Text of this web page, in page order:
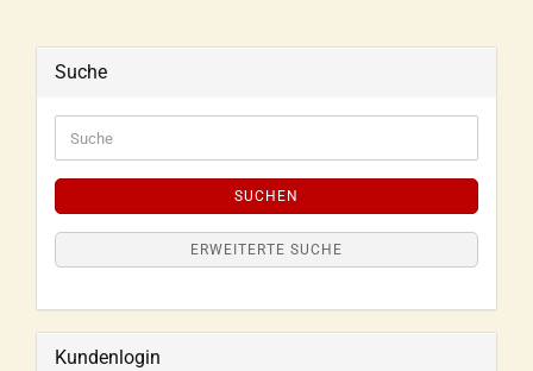
Suche
SUCHEN
ERWEITERTE SUCHE
Kundenlogin